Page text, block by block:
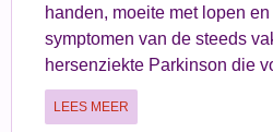
handen, moeite met lopen
symptomen van de steeds
hersenziekte Parkinson die
LEES MEER